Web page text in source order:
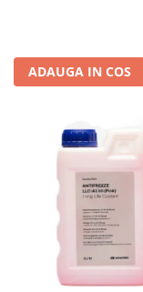
ADAUGA IN COS